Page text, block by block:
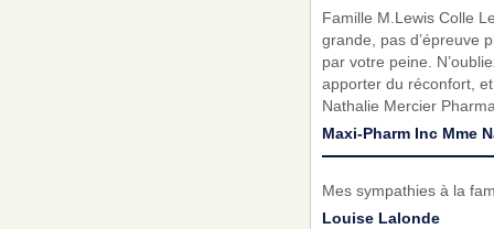
Famille M.Lewis Colle
grande, pas d’épreuve
par votre peine.
apporter du réconfort,
Nathalie Mercier
Maxi-Pharm Inc Mme
Mes sympathies à la
Louise Lalonde